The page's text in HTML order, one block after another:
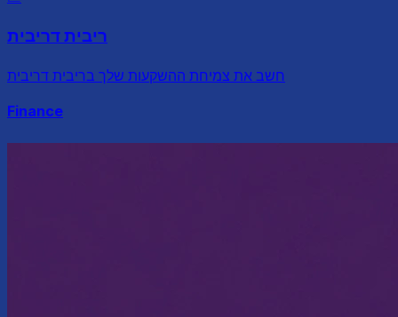
ריבית דריבית
חשב את צמיחת ההשקעות שלך בריבית דריבית
Finance